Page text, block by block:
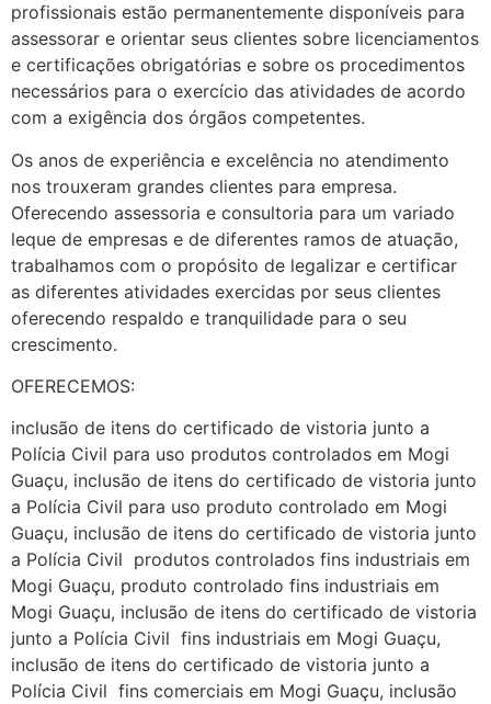
profissionais estão permanentemente disponíveis para
assessorar e orientar seus clientes sobre licenciamentos
e certificações obrigatórias e sobre os procedimentos
necessários para o exercício das atividades de acordo
com a exigência dos órgãos competentes.
Os anos de experiência e excelência no atendimento
nos trouxeram grandes clientes para empresa.
Oferecendo assessoria e consultoria para um variado
leque de empresas e de diferentes ramos de atuação,
trabalhamos com o propósito de legalizar e certificar
as diferentes atividades exercidas por seus clientes
oferecendo respaldo e tranquilidade para o seu
crescimento.
OFERECEMOS:
inclusão de itens do certificado de vistoria junto a
Polícia Civil para uso produtos controlados em Mogi
Guaçu, inclusão de itens do certificado de vistoria junto
a Polícia Civil para uso produto controlado em Mogi
Guaçu, inclusão de itens do certificado de vistoria junto
a Polícia Civil produtos controlados fins industriais em
Mogi Guaçu, produto controlado fins industriais em
Mogi Guaçu, inclusão de itens do certificado de vistoria
junto a Polícia Civil fins industriais em Mogi Guaçu,
inclusão de itens do certificado de vistoria junto a
Polícia Civil fins comerciais em Mogi Guaçu, inclusão